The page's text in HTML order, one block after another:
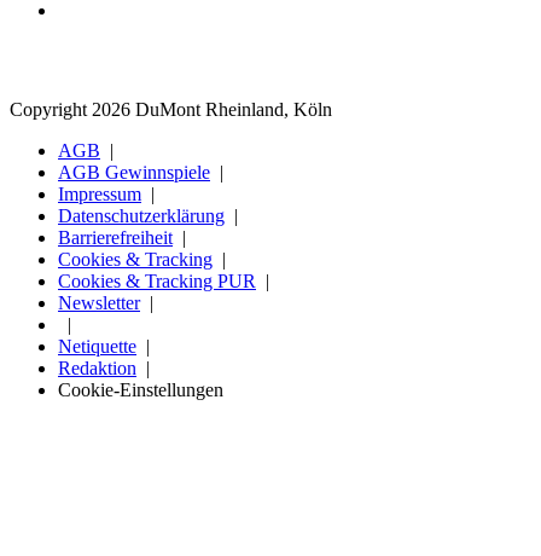
Copyright 2026 DuMont Rheinland, Köln
AGB
AGB Gewinnspiele
Impressum
Datenschutzerklärung
Barrierefreiheit
Cookies & Tracking
Cookies & Tracking PUR
Newsletter
Netiquette
Redaktion
Cookie-Einstellungen